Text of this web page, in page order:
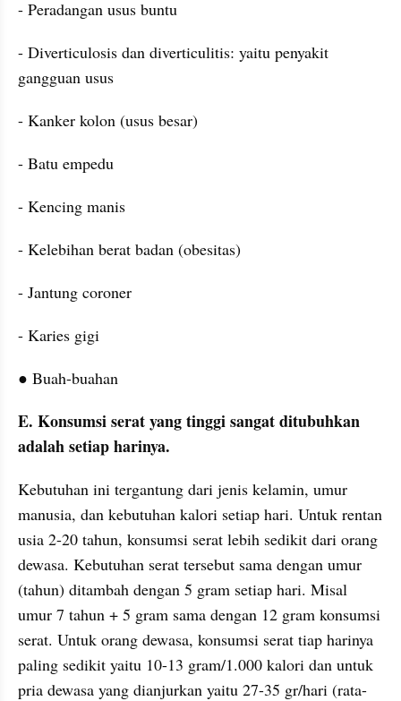
- Peradangan usus buntu
- Diverticulosis dan diverticulitis: yaitu penyakit
gangguan usus
- Kanker kolon (usus besar)
- Batu empedu
- Kencing manis
- Kelebihan berat badan (obesitas)
- Jantung coroner
- Karies gigi
● Buah-buahan
E. Konsumsi serat yang tinggi sangat ditubuhkan
adalah setiap harinya.
Kebutuhan ini tergantung dari jenis kelamin, umur
manusia, dan kebutuhan kalori setiap hari. Untuk rentan
usia 2-20 tahun, konsumsi serat lebih sedikit dari orang
dewasa. Kebutuhan serat tersebut sama dengan umur
(tahun) ditambah dengan 5 gram setiap hari. Misal
umur 7 tahun + 5 gram sama dengan 12 gram konsumsi
serat. Untuk orang dewasa, konsumsi serat tiap harinya
paling sedikit yaitu 10-13 gram/1.000 kalori dan untuk
pria dewasa yang dianjurkan yaitu 27-35 gr/hari (rata-